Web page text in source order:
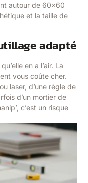
autour de 60×60
et la taille de
adapté
en a l’air. La
vous coûte cher.
laser, d’une règle de
d’un mortier de
c’est un risque